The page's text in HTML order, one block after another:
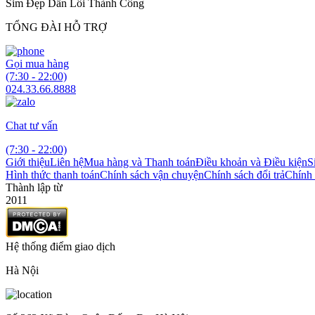
Sim Đẹp Dẫn Lối Thành Công
TỔNG ĐÀI HỖ TRỢ
Gọi mua hàng
(7:30 - 22:00)
024.33.66.8888
Chat tư vấn
(7:30 - 22:00)
Giới thiệuLiên hệMua hàng và Thanh toánĐiều khoản và Điều kiện
Hình thức thanh toánChính sách vận chuyệnChính sách đổi trảChính
Thành lập từ
2011
Hệ thống điểm giao dịch
Hà Nội